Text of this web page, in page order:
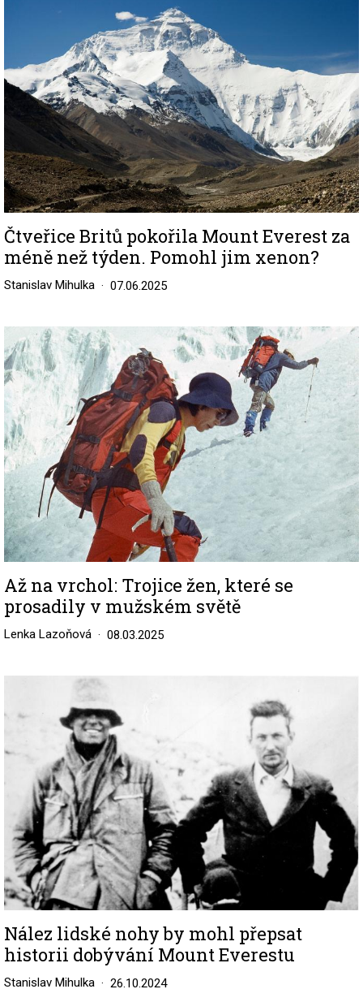
Čtveřice Britů pokořila Mount Everest za
méně než týden. Pomohl jim xenon?
Stanislav Mihulka 07.06.2025
Image
Až na vrchol: Trojice žen, které se
prosadily v mužském světě
Lenka Lazoňová 08.03.2025
Nález lidské nohy by mohl přepsat
historii dobývání Mount Everestu
Stanislav Mihulka 26.10.2024